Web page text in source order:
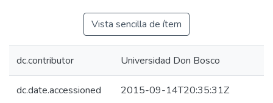
Vista sencilla de ítem
dc.contributor Universidad Don Bosco
dc.date.accessioned 2015-09-14T20:35:31Z